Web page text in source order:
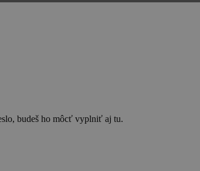
budeš ho môcť vyplniť aj tu.